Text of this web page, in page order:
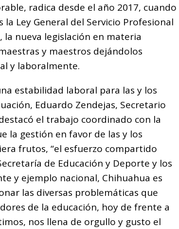
radica desde el año 2017, cuando
Ley General del Servicio Profesional
la nueva legislación en materia
y maestros dejándolos
y laboralmente.
estabilidad laboral para las y los
Eduardo Zendejas, Secretario
el trabajo coordinado con la
la gestión en favor de las y los
frutos, “el esfuerzo compartido
de Educación y Deporte y los
y ejemplo nacional, Chihuahua es
las diversas problemáticas que
de la educación, hoy de frente a
nos llena de orgullo y gusto el